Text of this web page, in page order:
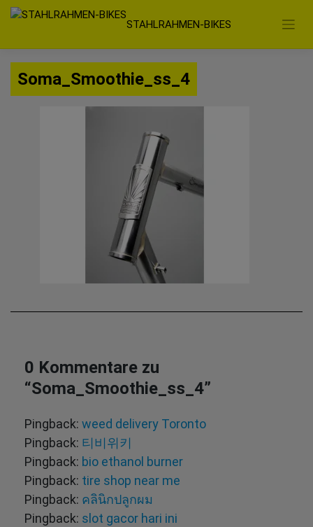
Zum
springen
STAHLRAHMEN-BIKES
Soma_Smoothie_ss_4
0 Kommentare zu
“Soma_Smoothie_ss_4”
Pingback: weed delivery Toronto
Pingback: 티비위키
Pingback: bio ethanol burner
Pingback: tire shop near me
Pingback: คลินิกปลูกผม
Pingback: slot gacor hari ini